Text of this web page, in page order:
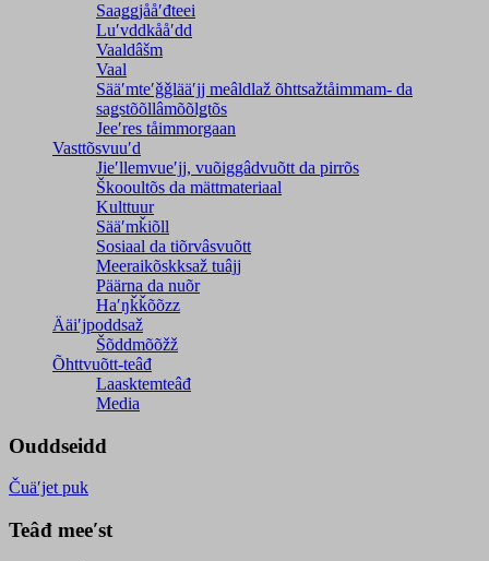
Saaǥǥjååʹđteei
Luʹvddkååʹdd
Vaaldâšm
Vaal
Sääʹmteʹǧǧlääʹjj meâldlaž õhttsažtåimmam- da
saǥstõõllâmõõlǥtõs
Jeeʹres tåimmorgaan
Vasttõsvuuʹd
Jieʹllemvueʹjj, vuõiggâdvuõtt da pirrõs
Škooultõs da mättmateriaal
Kulttuur
Sääʹmǩiõll
Sosiaal da tiõrvâsvuõtt
Meeraikõskksaž tuâjj
Päärna da nuõr
Haʹŋǩǩõõzz
Ääiʹjpoddsaž
Šõddmõõžž
Õhttvuõtt-teâđ
Laasktemteâđ
Media
Ouddseidd
Čuäʹjet puk
Teâđ meeʹst